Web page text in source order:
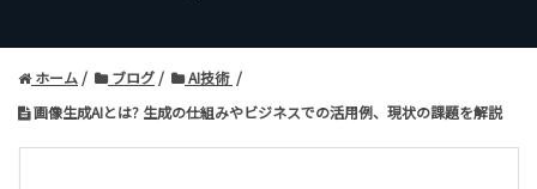
ホーム ブログ
AI技術
画像生成AIとは? 生成の仕組みやビジネスでの活用例、現状の課題を解説